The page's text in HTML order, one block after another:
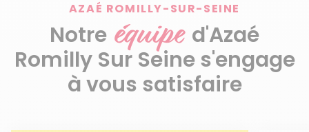
AZAÉ ROMILLY-SUR-SEINE
Notre équipe d'Azaé
Romilly Sur Seine s'engage
à vous satisfaire